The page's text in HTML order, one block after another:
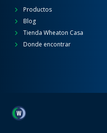
Productos
Blog
Tienda Wheaton Casa
Donde encontrar
Wheaton